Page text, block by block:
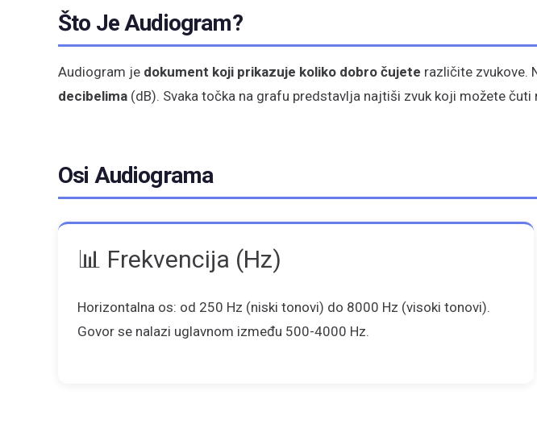
Što Je Audiogram?
Audiogram je dokument koji prikazuje koliko dobro čujete različite zvukove.
decibelima (dB). Svaka točka na grafu predstavlja najtiši zvuk koji možete
Osi Audiograma
📊 Frekvencija (Hz)
Horizontalna os: od 250 Hz (niski tonovi) do 8000 Hz (visoki tonovi).
Govor se nalazi uglavnom između 500-4000 Hz.